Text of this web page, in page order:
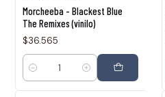
Morcheeba - Blackest Blue
The Remixes (vinilo)
$36.565
Cantidad